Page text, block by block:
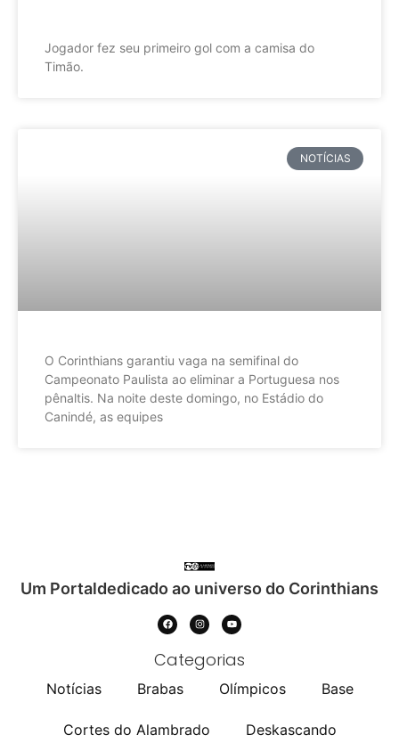
Jogador fez seu primeiro gol com a camisa do
Timão.
NOTÍCIAS
O Corinthians garantiu vaga na semifinal do
Campeonato Paulista ao eliminar a Portuguesa nos
pênaltis. Na noite deste domingo, no Estádio do
Canindé, as equipes
Um Portaldedicado ao universo do Corinthians
Categorias
Notícias Brabas Olímpicos Base
Cortes do Alambrado Deskascando